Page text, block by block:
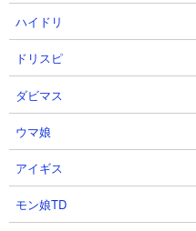
本能で解放できる波動軽減は
できないですが、にゃんまは
があるおかげで前線までたど
ションは多くあるはず。波動
んでいって波動を放つ元を断
メージを抑えることにも貢献
６．高い攻撃力によるKBハメ
にゃんまは一撃の攻撃力が高
する敵は多くいます。そうす
ハイドリ
ドリスピ
ダビマス
ウマ娘
アイギス
モン娘TD